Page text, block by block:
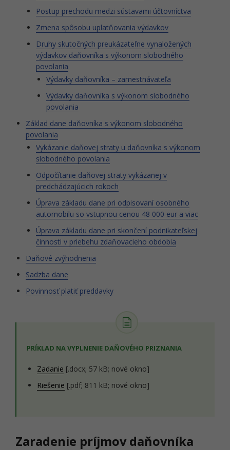
Postup prechodu medzi sústavami účtovníctva
Zmena spôsobu uplatňovania výdavkov
Druhy skutočných preukázateľne vynaložených
výdavkov daňovníka s výkonom slobodného
povolania
Výdavky daňovníka – zamestnávateľa
Výdavky daňovníka s výkonom slobodného
povolania
Základ dane daňovníka s výkonom slobodného
povolania
Vykázanie daňovej straty u daňovníka s výkonom
slobodného povolania
Odpočítanie daňovej straty vykázanej v
predchádzajúcich rokoch
Úprava základu dane pri odpisovaní osobného
automobilu so vstupnou cenou 48 000 eur a viac
Úprava základu dane pri skončení podnikateľskej
činnosti v priebehu zdaňovacieho obdobia
Daňové zvýhodnenia
Sadzba dane
Povinnosť platiť preddavky
PRÍKLAD NA VYPLNENIE DAŇOVÉHO PRIZNANIA
Zadanie [.docx; 57 kB; nové okno]
Riešenie [.pdf; 811 kB; nové okno]
Zaradenie príjmov daňovníka